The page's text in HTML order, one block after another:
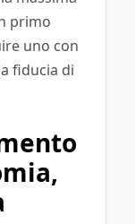
primo
uno con
fiducia di